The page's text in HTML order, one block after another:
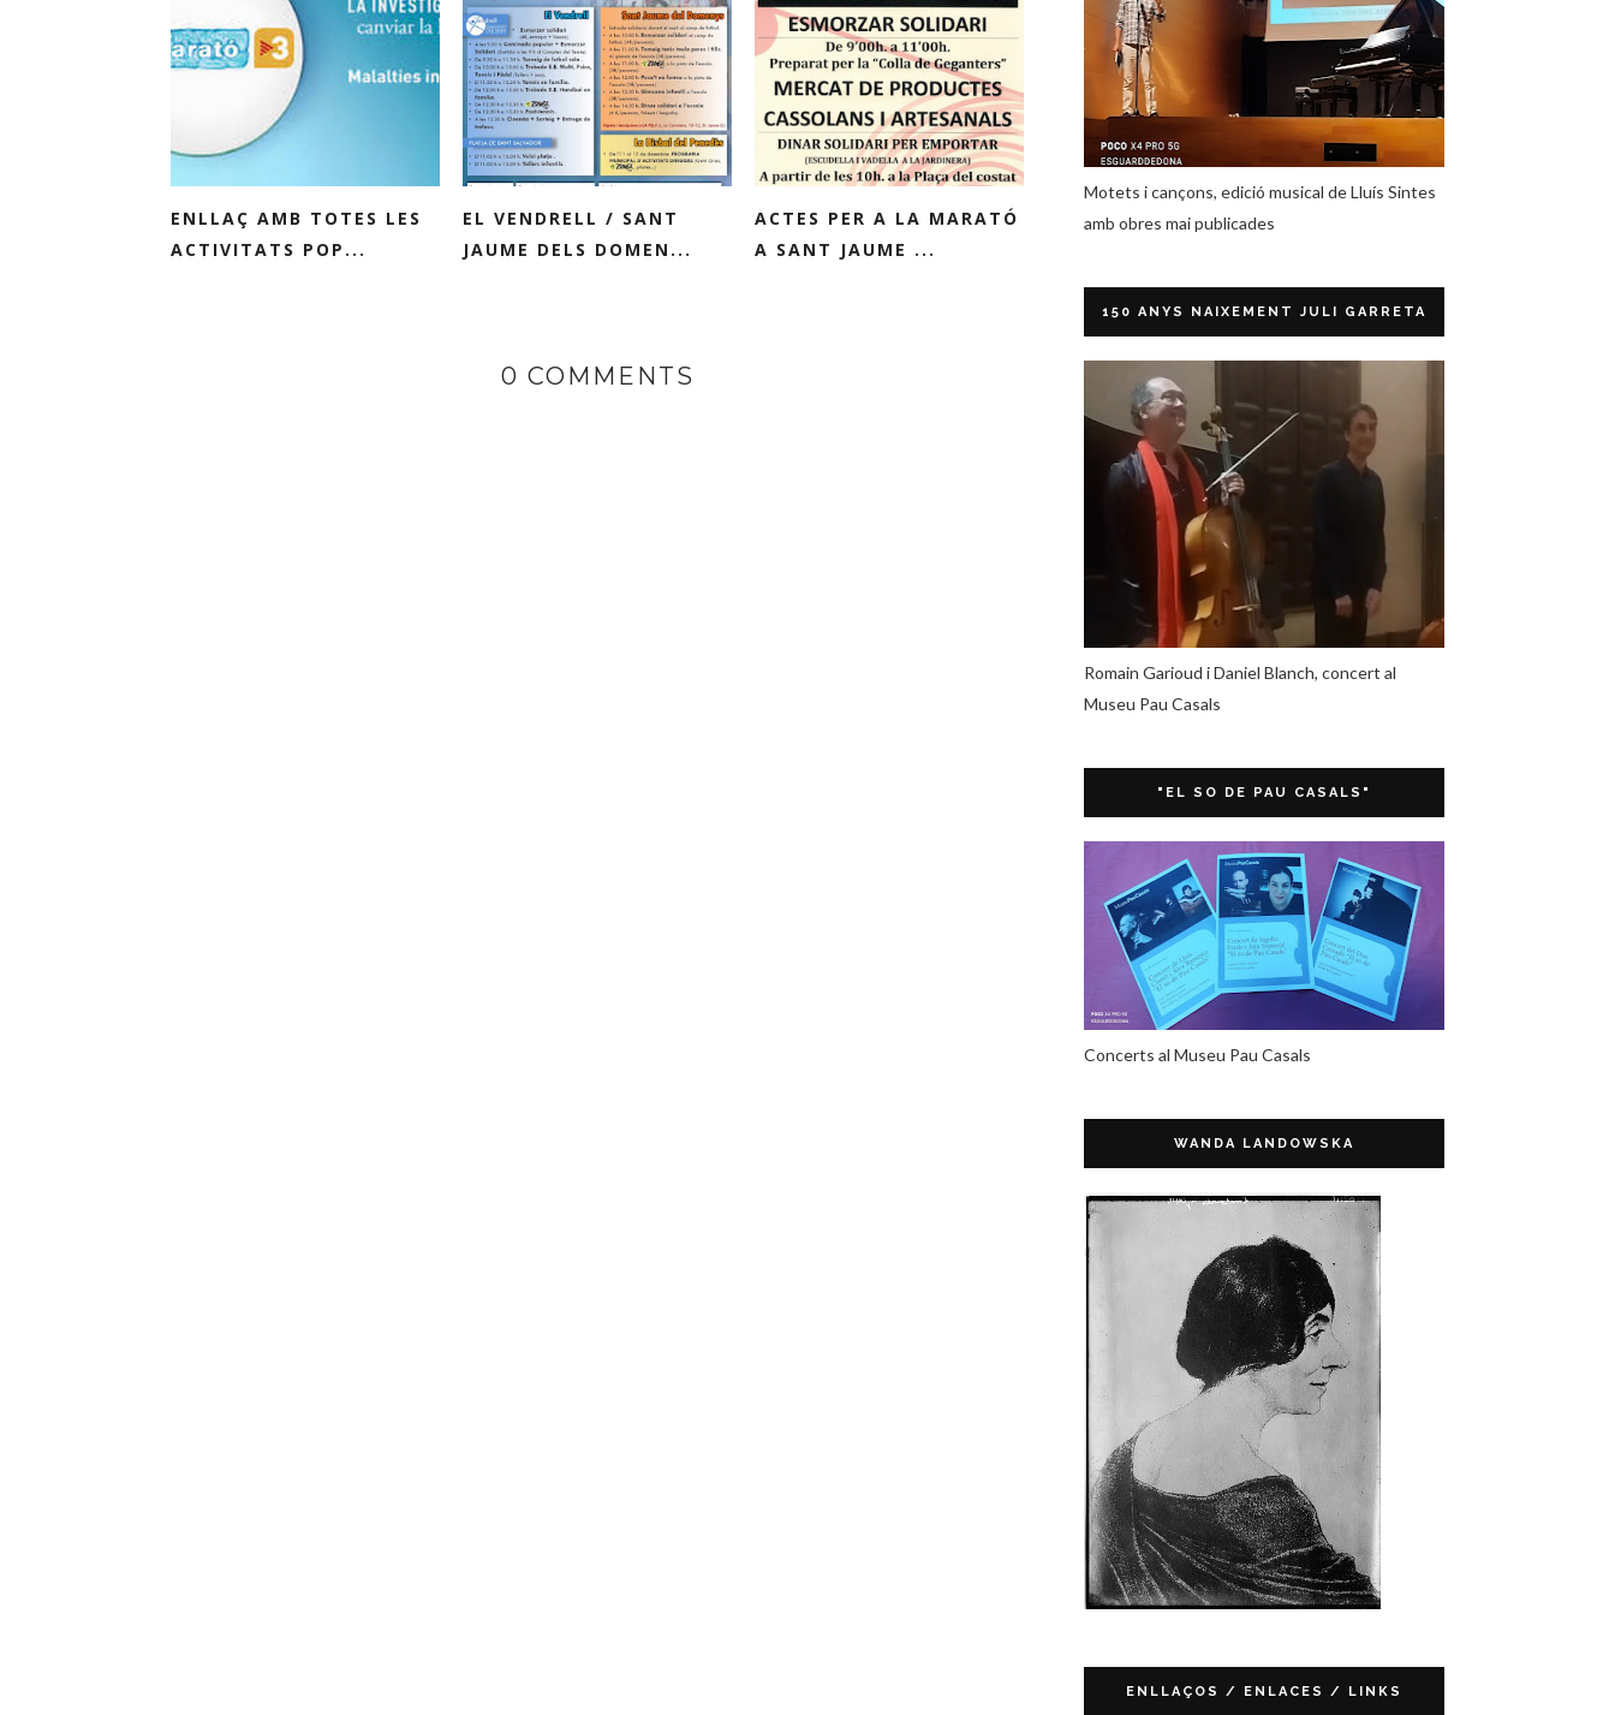
ENLLAÇ AMB TOTES LES
ACTIVITATS POP...
EL VENDRELL / SANT
JAUME DELS DOMEN...
ACTES PER A LA MARATÓ
A SANT JAUME ...
0 COMMENTS
Motets i cançons, edició musical de Lluís Sintes
amb obres mai publicades
150 ANYS NAIXEMENT JULI GARRETA
Romain Garioud i Daniel Blanch, concert al
Museu Pau Casals
"EL SO DE PAU CASALS"
Concerts al Museu Pau Casals
WANDA LANDOWSKA
ENLLAÇOS / ENLACES / LINKS